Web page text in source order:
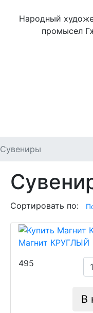
Народный
промысел
Сувениры
Сортировать по:
Магнит КРУГЛЫЙ
495
В